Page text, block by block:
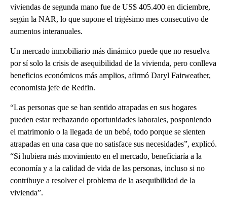
viviendas de segunda mano fue de US$ 405.400 en diciembre,
según la NAR, lo que supone el trigésimo mes consecutivo de
aumentos interanuales.
Un mercado inmobiliario más dinámico puede que no resuelva
por sí solo la crisis de asequibilidad de la vivienda, pero conlleva
beneficios económicos más amplios, afirmó Daryl Fairweather,
economista jefe de Redfin.
“Las personas que se han sentido atrapadas en sus hogares
pueden estar rechazando oportunidades laborales, posponiendo
el matrimonio o la llegada de un bebé, todo porque se sienten
atrapadas en una casa que no satisface sus necesidades”, explicó.
“Si hubiera más movimiento en el mercado, beneficiaría a la
economía y a la calidad de vida de las personas, incluso si no
contribuye a resolver el problema de la asequibilidad de la
vivienda”.